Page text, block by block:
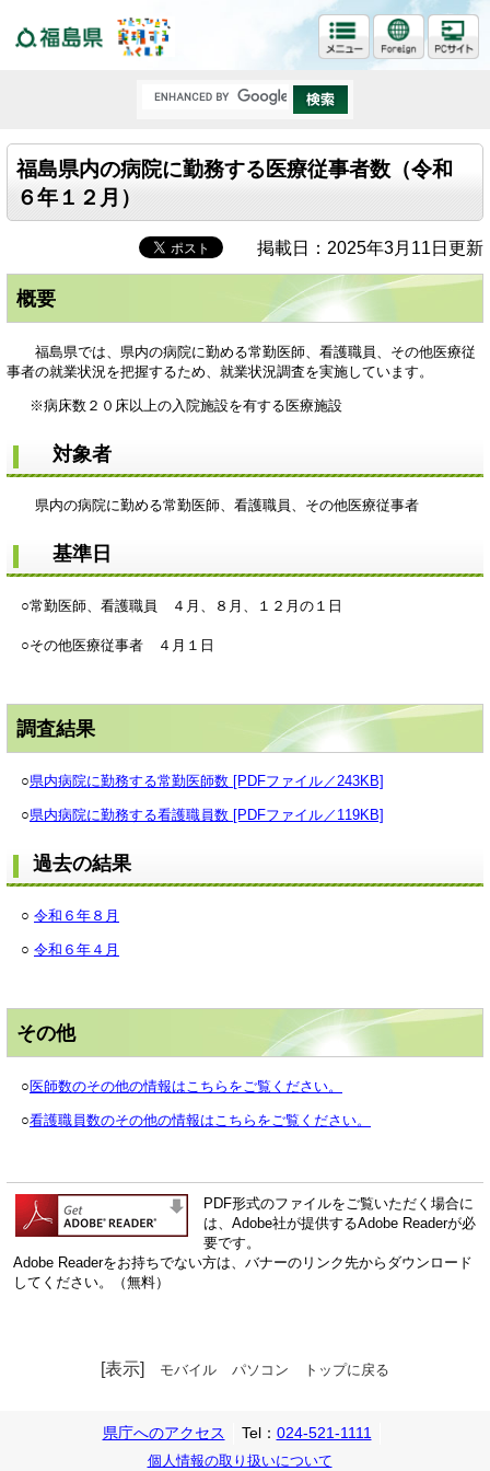
福島県内の病院に勤務する医療従事者数（令和
６年１２月）
掲載日：2025年3月11日更新
概要
福島県では、県内の病院に勤める常勤医師、看護職員、その他医療従
事者の就業状況を把握するため、就業状況調査を実施しています。
※病床数２０床以上の入院施設を有する医療施設
対象者
県内の病院に勤める常勤医師、看護職員、その他医療従事者
基準日
○常勤医師、看護職員 ４月、８月、１２月の１日
○その他医療従事者 ４月１日
調査結果
○県内病院に勤務する常勤医師数 [PDFファイル／243KB]
○県内病院に勤務する看護職員数 [PDFファイル／119KB]
過去の結果
○ 令和６年８月
○ 令和６年４月
その他
○医師数のその他の情報はこちらをご覧ください。
○看護職員数のその他の情報はこちらをご覧ください。
PDF形式のファイルをご覧いただく場合に
は、Adobe社が提供するAdobe Readerが必
要です。
Adobe Readerをお持ちでない方は、バナーのリンク先からダウンロード
してください。（無料）
[表示] モバイル パソコン トップに戻る
県庁へのアクセス Tel： 024-521-1111
個人情報の取り扱いについて